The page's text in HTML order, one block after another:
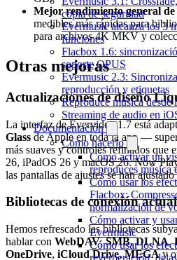
copia de seguridad
Evermusic alcanza los 3
funciones
Flacbox 1.6:
soporte OPUS
Evermusic 2.3:
reproducción y etiquetas
Reproduce música
Streaming de audio en
Documentación
Cómo hacerlo
Cómo activar un
reproduces música
Cómo usar los
Flacbox:
normalización de
Cómo activar y
Evermusic
Cómo usar los
reverberación,
Mejor rendimiento general
medibles más rápidas para
para archivos 4K MKV y
Otras mejoras
Actualizaciones de diseño
La interfaz de Evervideo 1.7 está
Glass de Apple en toda la app —
más suaves y controles refinados que
26, iPadOS 26 y macOS 26. Now
las pantallas de ajustes se han
Bibliotecas de conexión
Hemos refrescado las bibliotecas
hablar con WebDAV,SMB,DLNA,
OneDrive, iCloud Drive,MEGAy